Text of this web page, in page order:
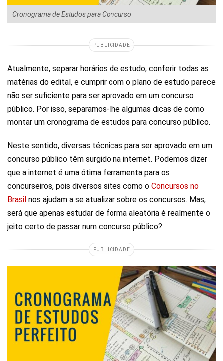
Cronograma de Estudos para Concurso
PUBLICIDADE
Atualmente, separar horários de estudo, conferir todas as
matérias do edital, e cumprir com o plano de estudo parece
não ser suficiente para ser aprovado em um concurso
público. Por isso, separamos-lhe algumas dicas de como
montar um cronograma de estudos para concurso público.
Neste sentido, diversas técnicas para ser aprovado em um
concurso público têm surgido na internet. Podemos dizer
que a internet é uma ótima ferramenta para os
concurseiros, pois diversos sites como o Concursos no
Brasil nos ajudam a se atualizar sobre os concursos. Mas,
será que apenas estudar de forma aleatória é realmente o
jeito certo de passar num concurso público?
PUBLICIDADE